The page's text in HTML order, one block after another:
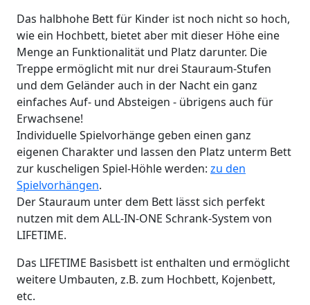
Das halbhohe Bett für Kinder ist noch nicht so hoch,
wie ein Hochbett, bietet aber mit dieser Höhe eine
Menge an Funktionalität und Platz darunter. Die
Treppe ermöglicht mit nur drei Stauraum-Stufen
und dem Geländer auch in der Nacht ein ganz
einfaches Auf- und Absteigen - übrigens auch für
Erwachsene!
Individuelle Spielvorhänge geben einen ganz
eigenen Charakter und lassen den Platz unterm Bett
zur kuscheligen Spiel-Höhle werden: zu den
Spielvorhängen.
Der Stauraum unter dem Bett lässt sich perfekt
nutzen mit dem ALL-IN-ONE Schrank-System von
LIFETIME.
Das LIFETIME Basisbett ist enthalten und ermöglicht
weitere Umbauten, z.B. zum Hochbett, Kojenbett,
etc.